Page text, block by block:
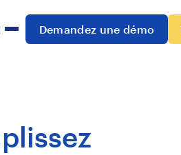
Demandez une démo